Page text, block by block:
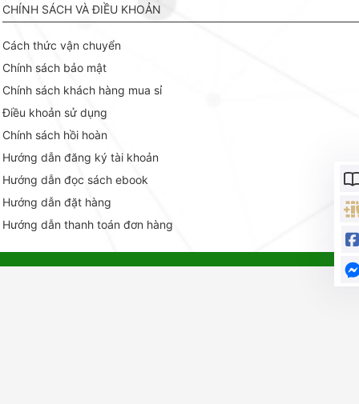
CHÍNH SÁCH VÀ ĐIỀU KHOẢN
Cách thức vận chuyển
Chính sách bảo mật
Chính sách khách hàng mua sỉ
Điều khoản sử dụng
Chính sách hồi hoàn
Hướng dẫn đăng ký tài khoản
Hướng dẫn đọc sách ebook
Hướng dẫn đặt hàng
Hướng dẫn thanh toán đơn hàng